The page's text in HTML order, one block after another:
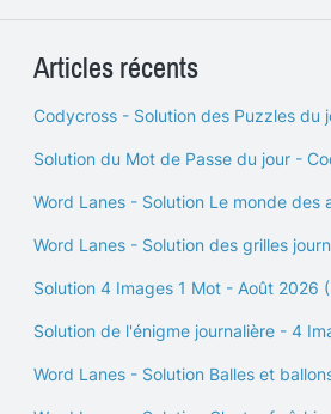
Articles récents
Codycross - Solution des Puzzles du
Solution du Mot de Passe du jour -
Word Lanes - Solution Le monde
Word Lanes - Solution des grilles
Solution 4 Images 1 Mot - Août 2026
Solution de l'énigme journalière - 4
Word Lanes - Solution Balles et